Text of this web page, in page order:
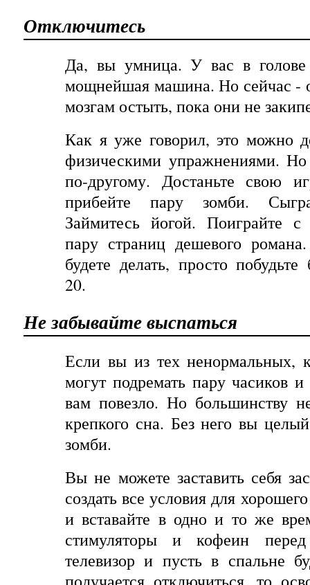
Отключитесь
Да, вы умница. У вас в голове
мощнейшая машина. Но сейчас -
мозгам остыть, пока они не
Как я уже говорил, это можно
физическими упражнениями. Но
по-другому. Достаньте свою
прибейте пару зомби.
Займитесь йогой. Поиграйте с
пару страниц дешевого
будете делать, просто
20.
Незабывайтевыспаться
Если вы из тех ненормальных,
могут подремать пару часиков и
вам повезло. Но большинству
крепкого сна. Без него вы
зомби.
Вы не можете заставить себя
создать все условия для
и вставайте в одно и то же
стимуляторы и кофеин
телевизор и пусть в спальне